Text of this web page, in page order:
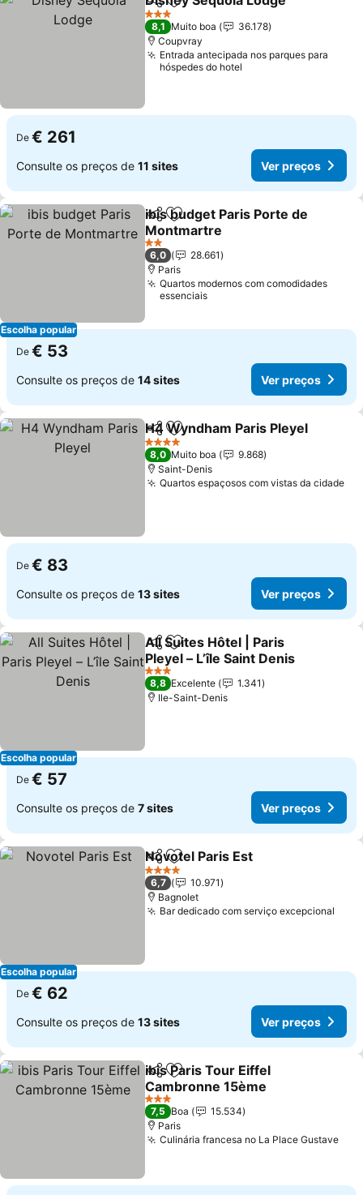
PartilharAdicionar aos favoritos
3 Estrelas
8,1 Muito boa
36.178
Coupvray
Entrada antecipada nos parques para
hóspedes do hotel
De € 261
Consulte os preços de 11 sites Ver preços
Escolha popular
PartilharAdicionar aos favoritos
ibis budget Paris Porte de
Montmartre
2 Estrelas
6,0
28.661
Paris
Quartos modernos com comodidades
essenciais
De € 53
Consulte os preços de 14 sites Ver preços
PartilharAdicionar aos favoritos
H4 Wyndham Paris Pleyel
4 Estrelas
8,0 Muito boa
9.868
Saint-Denis
Quartos espaçosos com vistas da cidade
De € 83
Consulte os preços de 13 sites Ver preços
Escolha popular
PartilharAdicionar aos favoritos
All Suites Hôtel | Paris
Pleyel – L’île Saint Denis
3 Estrelas
8,8 Excelente
1.341
Ile-Saint-Denis
De € 57
Consulte os preços de 7 sites Ver preços
Escolha popular
PartilharAdicionar aos favoritos
Novotel Paris Est
4 Estrelas
6,7
10.971
Bagnolet
Bar dedicado com serviço excepcional
De € 62
Consulte os preços de 13 sites Ver preços
PartilharAdicionar aos favoritos
ibis Paris Tour Eiffel
Cambronne 15ème
3 Estrelas
7,5 Boa
15.534
Paris
Culinária francesa no La Place Gustave